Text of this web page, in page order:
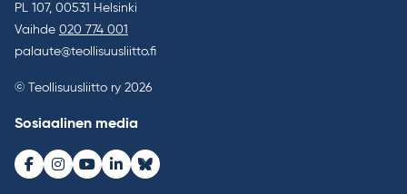
PL 107, 00531 Helsinki
Vaihde 020 774 001
palaute@teollisuusliitto.fi
© Teollisuusliitto ry 2026
Sosiaalinen media
Facebook
Instagram
Youtube
LinkedInBluesky